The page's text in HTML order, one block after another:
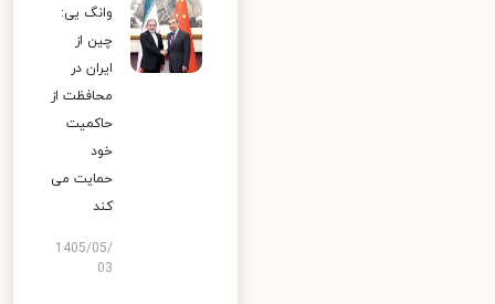
وانگ یی:
چین از
ایران در
محافظت از
حاکمیت
خود
حمایت می
کند
1405/05/
03